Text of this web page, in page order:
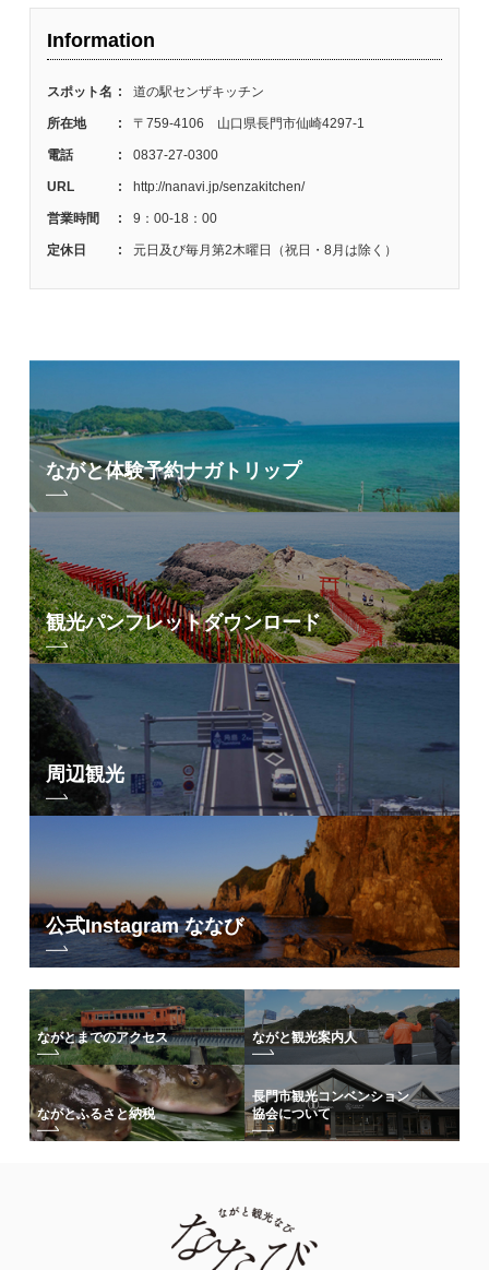
Information
スポット名 : 道の駅センザキッチン
所在地 : 〒759-4106 山口県長門市仙崎4297-1
電話 : 0837-27-0300
URL : http://nanavi.jp/senzakitchen/
営業時間 : 9：00-18：00
定休日 : 元日及び毎月第2木曜日（祝日・8月は除く）
ながと体験予約ナガトリップ
観光パンフレットダウンロード
周辺観光
公式Instagram ななび
ながとまでのアクセス ながと観光案内人
ながとふるさと納税
長門市観光コンベンション
協会について